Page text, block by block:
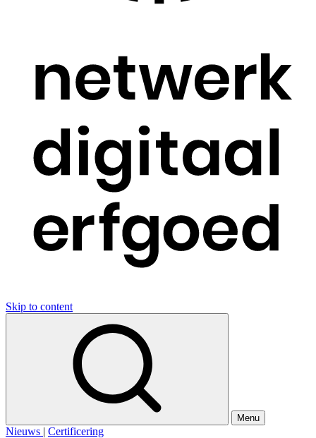
Skip to content
Menu
Nieuws | Certificering